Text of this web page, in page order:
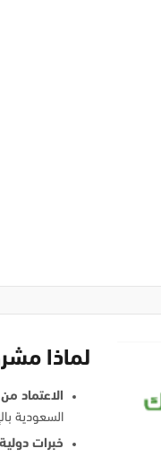
لماذا
الاعتماد
السعودية
خبرات